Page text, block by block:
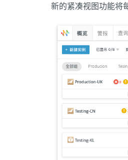
新的紧凑视图功能将